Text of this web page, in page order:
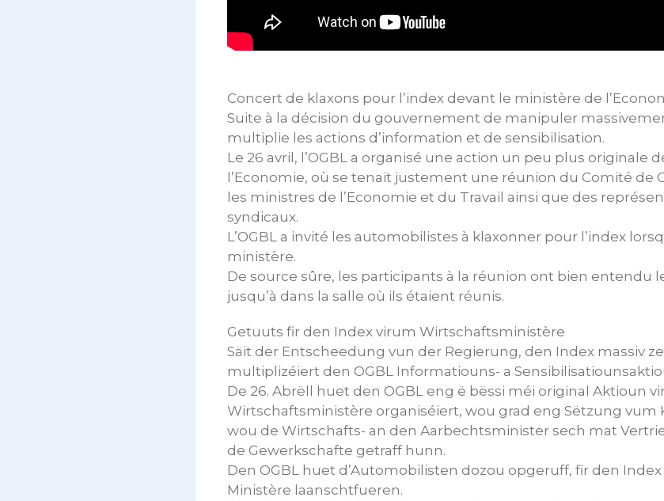
Concert de klaxons pour l’index devant le ministère de
Suite à la décision du gouvernement de manipuler
multiplie les actions d’information et de sensibilisation.
Le 26 avril, l’OGBL a organisé une action un peu plus originale
l’Economie, où se tenait justement une réunion du Comité de
les ministres de l’Economie et du Travail ainsi que des
syndicaux.
L’OGBL a invité les automobilistes à klaxonner pour l’index
ministère.
De source sûre, les participants à la réunion ont bien entendu
jusqu’à dans la salle où ils étaient réunis.
Getuuts fir den Index virum Wirtschaftsministère
Säit der Entscheedung vun der Regierung, den Index massiv
multiplizéiert den OGBL Informatiouns- a
De 26. Abrëll huet den OGBL eng ë bëssi méi original Aktioun
Wirtschaftsministère organiséiert, wou grad eng Sëtzung
wou de Wirtschafts- an den Aarbechtsminister sech mat
de Gewerkschafte getraff hunn.
Den OGBL huet d’Automobilisten dozou opgeruff, fir den
Ministère laanschtfueren.